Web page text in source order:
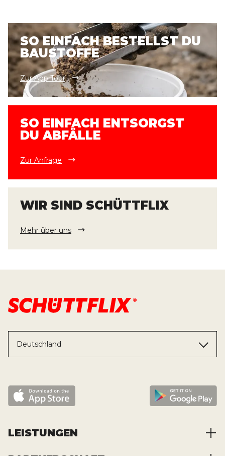
SO EINFACH BESTELLST DU
BAUSTOFFE
Zur App Tour
SO EINFACH ENTSORGST
DU ABFÄLLE
Zur Anfrage
WIR SIND SCHÜTTFLIX
Mehr über uns
Deutschland
LEISTUNGEN